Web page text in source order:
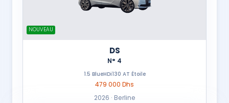
NOUVEAU
DS
N° 4
1.5 BlueHDi130 AT Étoile
479 000 Dhs
2026 · Berline